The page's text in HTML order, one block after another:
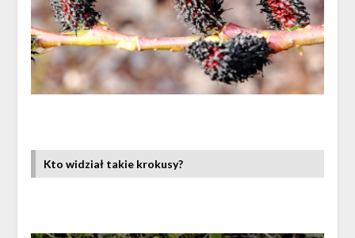
Kto widział takie krokusy?